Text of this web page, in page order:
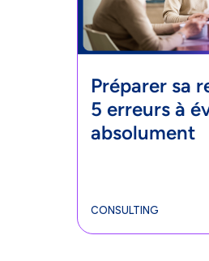
Préparer sa
5 erreurs à
absolument
CONSULTING